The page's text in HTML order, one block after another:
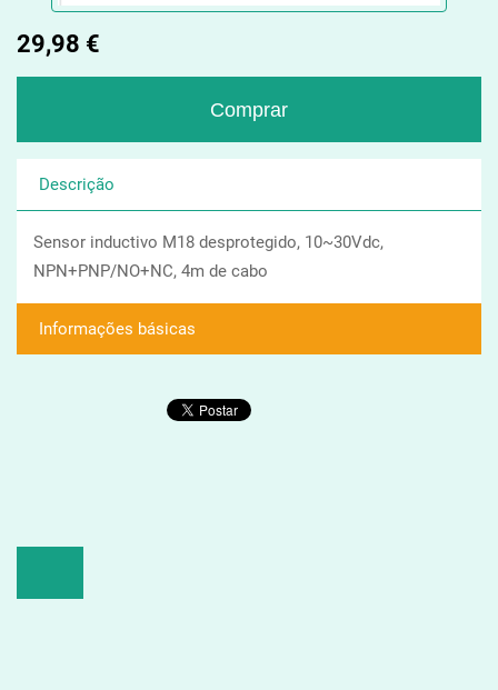
29,98 €
Descrição
Sensor inductivo M18 desprotegido, 10~30Vdc,
NPN+PNP/NO+NC, 4m de cabo
Informações básicas